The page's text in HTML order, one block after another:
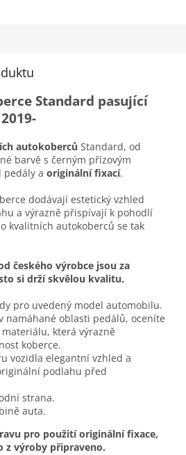
Standard pasující
autokoberců Standard, od
barvě s černým přízovým
pedály a originální fixací.
dodávají estetický vzhled
a výrazně přispívají k pohodlí
kvalitních autokoberců se tak
českého výrobce jsou za
si drží skvělou kvalitu.
pro uvedený model automobilu.
namáhané oblasti pedálů, oceníte
která výrazně
koberce.
vozidla elegantní vzhled a
podlahu před
strana.
auta.
pro použití originální fixace,
z výroby připraveno.